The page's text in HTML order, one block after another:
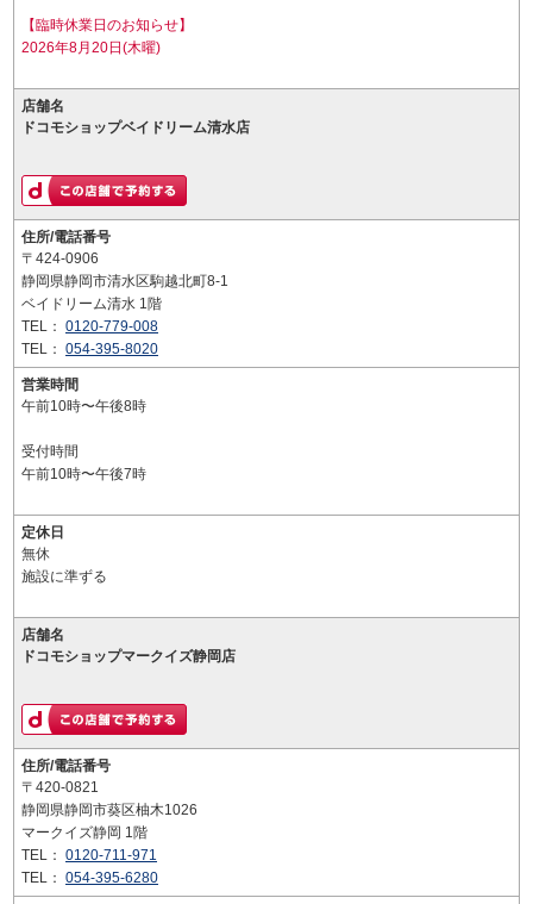
【臨時休業日のお知らせ】
2026年8月20日(木曜)
店舗名
ドコモショップベイドリーム清水店
住所/電話番号
〒424-0906
静岡県静岡市清水区駒越北町8-1
ベイドリーム清水 1階
TEL： 0120-779-008
TEL： 054-395-8020
営業時間
午前10時〜午後8時
受付時間
午前10時〜午後7時
定休日
無休
施設に準ずる
店舗名
ドコモショップマークイズ静岡店
住所/電話番号
〒420-0821
静岡県静岡市葵区柚木1026
マークイズ静岡 1階
TEL： 0120-711-971
TEL： 054-395-6280